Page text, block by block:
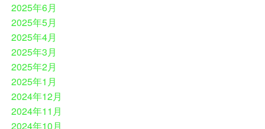
2025年6月
2025年5月
2025年4月
2025年3月
2025年2月
2025年1月
2024年12月
2024年11月
2024年10月